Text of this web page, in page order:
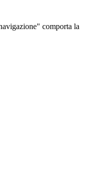
comporta la